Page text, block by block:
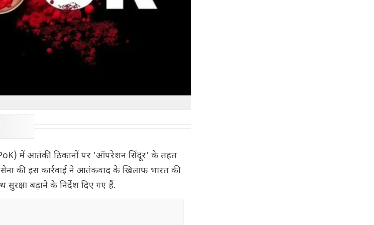
में आतंकी ठिकानों पर 'ऑपरेशन सिंदूर' के तहत
सेना की इस कार्रवाई ने आतंकवाद के खिलाफ भारत की
सुरक्षा बढ़ाने के निर्देश दिए गए हैं.